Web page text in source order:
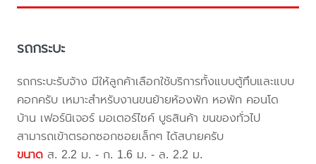
รถกระบะ
รถกระบะรับจ้าง มีให้ลูกค้าเลือกใช้บริการทั้งแบบตู้ทึบและแบบ
คอกครับ เหมาะสำหรับงานขนย้ายห้องพัก หอพัก คอนโด
บ้าน เฟอร์นิเจอร์ มอเตอร์ไซค์ บูธสินค้า ขนของทั่วไป
สามารถเข้าตรอกซอกซอยเล็กๆ ได้สบายครับ
ขนาด ส. 2.2 ม. - ก. 1.6 ม. - ล. 2.2 ม.